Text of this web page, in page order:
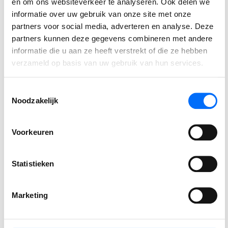
informatie over uw gebruik van onze site met onze
partners voor social media, adverteren en analyse. Deze
partners kunnen deze gegevens combineren met andere
informatie die u aan ze heeft verstrekt of die ze hebben
verzameld op basis van uw gebruik van hun services.
Noodzakelijk
Voorkeuren
Statistieken
Marketing
Wij spraken met Jim van De Bosrand, over de uitdagingen,
de keuzes en de resultaten van deze strategische stap naar
Business Central.
Ervaar zelf de kracht van
Business Central